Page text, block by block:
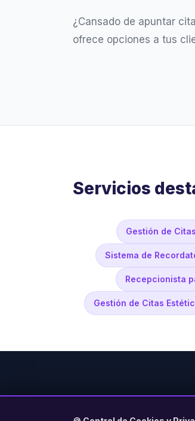
¿Cansado de apuntar
ofrece opciones a tus
Servicios
Gestión de
Sistema de
Recepcionista
Gestión de Citas